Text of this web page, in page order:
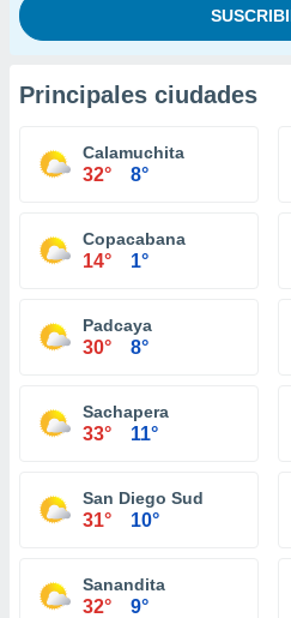
Principales ciudades
Calamuchita
32° 8°
Copacabana
14° 1°
Padcaya
30° 8°
Sachapera
33° 11°
San Diego Sud
31° 10°
Sanandita
32° 9°